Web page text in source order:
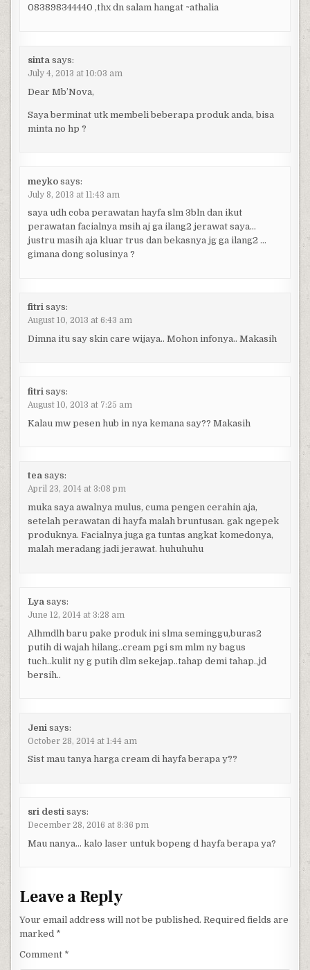
083898344440 ,thx dn salam hangat ~athalia
sinta says:
July 4, 2013 at 10:03 am
Dear Mb’Nova,
Saya berminat utk membeli beberapa produk anda, bisa
minta no hp ?
meyko says:
July 8, 2013 at 11:43 am
saya udh coba perawatan hayfa slm 3bln dan ikut
perawatan facialnya msih aj ga ilang2 jerawat saya…
justru masih aja kluar trus dan bekasnya jg ga ilang2 …
gimana dong solusinya ?
fitri says:
August 10, 2013 at 6:43 am
Dimna itu say skin care wijaya.. Mohon infonya.. Makasih
fitri says:
August 10, 2013 at 7:25 am
Kalau mw pesen hub in nya kemana say?? Makasih
tea says:
April 23, 2014 at 3:08 pm
muka saya awalnya mulus, cuma pengen cerahin aja,
setelah perawatan di hayfa malah bruntusan. gak ngepek
produknya. Facialnya juga ga tuntas angkat komedonya,
malah meradang jadi jerawat. huhuhuhu
Lya says:
June 12, 2014 at 3:28 am
Alhmdlh baru pake produk ini slma seminggu,buras2
putih di wajah hilang..cream pgi sm mlm ny bagus
tuch..kulit ny g putih dlm sekejap..tahap demi tahap..jd
bersih..
Jeni says:
October 28, 2014 at 1:44 am
Sist mau tanya harga cream di hayfa berapa y??
sri desti says:
December 28, 2016 at 8:36 pm
Mau nanya… kalo laser untuk bopeng d hayfa berapa ya?
Leave a Reply
Your email address will not be published. Required fields are
marked *
Comment *